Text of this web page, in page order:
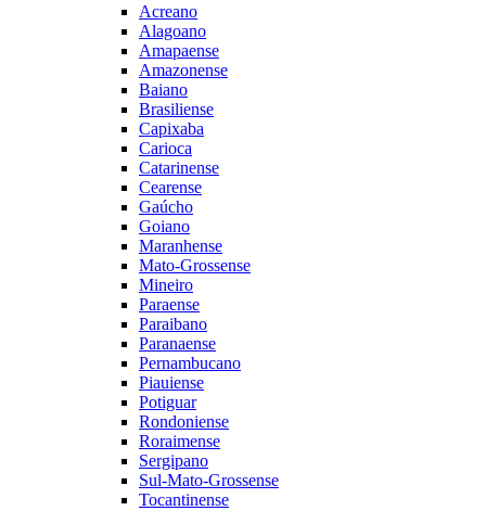
Acreano
Alagoano
Amapaense
Amazonense
Baiano
Brasiliense
Capixaba
Carioca
Catarinense
Cearense
Gaúcho
Goiano
Maranhense
Mato-Grossense
Mineiro
Paraense
Paraibano
Paranaense
Pernambucano
Piauiense
Potiguar
Rondoniense
Roraimense
Sergipano
Sul-Mato-Grossense
Tocantinense